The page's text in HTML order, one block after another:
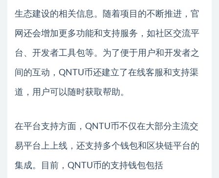
生态建设的相关信息。随着项目的不断推进，官
网还会增加更多功能和支持服务，如社区交流平
台、开发者工具包等。为了便于用户和开发者之
间的互动，QNTU币还建立了在线客服和支持渠
道，用户可以随时获取帮助。
在平台支持方面，QNTU币不仅在大部分主流交
易平台上上线，还支持多个钱包和区块链平台的
集成。目前，QNTU币的支持钱包包括